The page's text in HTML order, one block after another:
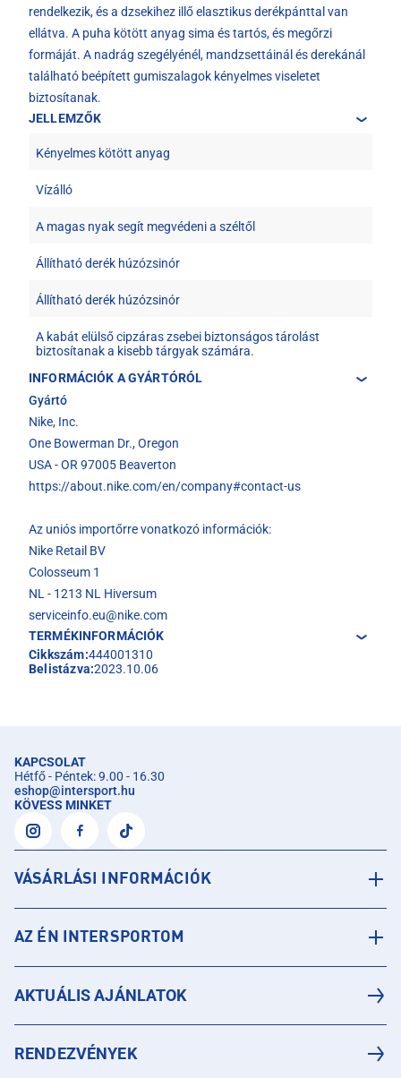
rendelkezik, és a dzsekihez illő elasztikus derékpánttal van
ellátva. A puha kötött anyag sima és tartós, és megőrzi
formáját. A nadrág szegélyénél, mandzsettáinál és derekánál
található beépített gumiszalagok kényelmes viseletet
biztosítanak.
JELLEMZŐK
Kényelmes kötött anyag
Vízálló
A magas nyak segít megvédeni a széltől
Állítható derék húzózsinór
Állítható derék húzózsinór
A kabát elülső cipzáras zsebei biztonságos tárolást
biztosítanak a kisebb tárgyak számára.
INFORMÁCIÓK A GYÁRTÓRÓL
Gyártó
Nike, Inc.
One Bowerman Dr., Oregon
USA - OR 97005 Beaverton
https://about.nike.com/en/company#contact-us
Az uniós importőrre vonatkozó információk:
Nike Retail BV
Colosseum 1
NL - 1213 NL Hiversum
serviceinfo.eu@nike.com
TERMÉKINFORMÁCIÓK
Cikkszám:444001310
Belistázva:2023.10.06
KAPCSOLAT
Hétfő - Péntek: 9.00 - 16.30
eshop@intersport.hu
KÖVESS MINKET
VÁSÁRLÁSI INFORMÁCIÓK
AZ ÉN INTERSPORTOM
AKTUÁLIS AJÁNLATOK
RENDEZVÉNYEK